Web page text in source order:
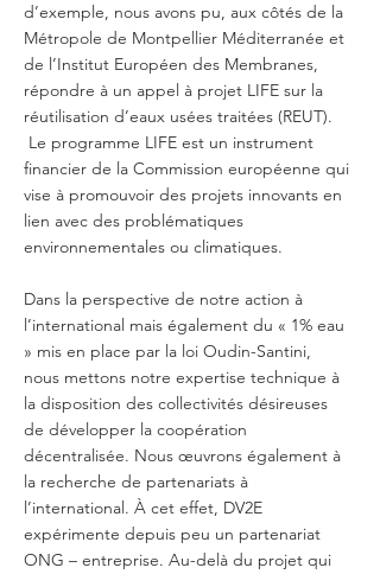
d’exemple, nous avons pu, aux côtés de la
Métropole de Montpellier Méditerranée et
de l’Institut Européen des Membranes,
répondre à un appel à projet LIFE sur la
réutilisation d’eaux usées traitées (REUT).
Le programme LIFE est un instrument
financier de la Commission européenne qui
vise à promouvoir des projets innovants en
lien avec des problématiques
environnementales ou climatiques.
Dans la perspective de notre action à
l’international mais également du « 1% eau
» mis en place par la loi Oudin-Santini,
nous mettons notre expertise technique à
la disposition des collectivités désireuses
de développer la coopération
décentralisée. Nous œuvrons également à
la recherche de partenariats à
l’international. À cet effet, DV2E
expérimente depuis peu un partenariat
ONG – entreprise. Au-delà du projet qui